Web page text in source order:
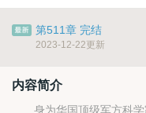
第511章 完结
2023-12-22更新
内容简介
身为华国顶级军方科学